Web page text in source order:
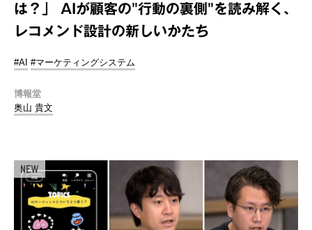
は？」 AIが顧客の"行動の裏側"を読み解く、
レコメンド設計の新しいかたち
#AI #マーケティングシステム
博報堂
奥山 貴文